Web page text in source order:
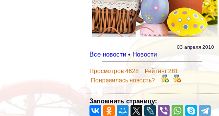
03 апреля 2010
Все новости• Новости
Просмотров 4628 Рейтинг 281
Понравилась новость?
Запомнить страницу: